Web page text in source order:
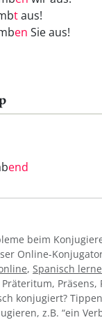
taus!
en Sie aus!
end
beim
Online-
, Spanisch
konjugiert?
z.B. “ein